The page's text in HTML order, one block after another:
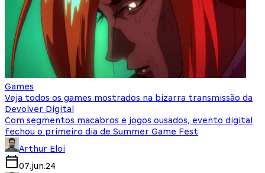
Games
Veja todos os games mostrados na bizarra transmissão da
Devolver Digital
Com segmentos macabros e jogos ousados, evento digital
fechou o primeiro dia de Summer Game Fest
Arthur Eloi
07.jun.24